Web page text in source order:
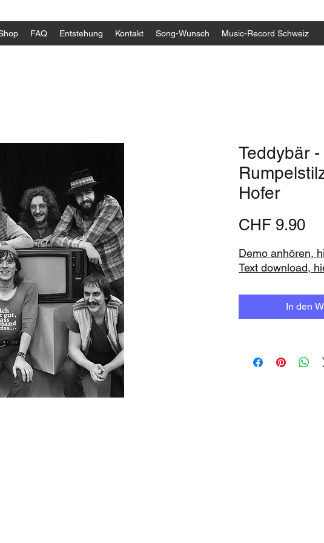
FAQ Entstehung Kontakt Song-Wunsch Music-Record Schweiz
Teddybär -
Hofer
CHF 9.90
Demo anhören,
Text download,
In den